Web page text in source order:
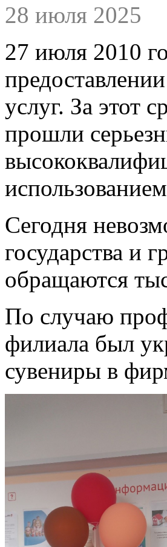
28 июля 2025
27 июля 2010
услуг. За этот
прошли
Сегодня
государства и
обращаются
По случаю
филиала был
сувениры в